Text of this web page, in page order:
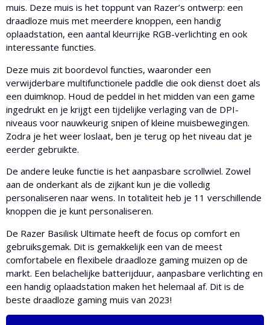
muis. Deze muis is het toppunt van Razer’s ontwerp: een
draadloze muis met meerdere knoppen, een handig
oplaadstation, een aantal kleurrijke RGB-verlichting en ook
interessante functies.
Deze muis zit boordevol functies, waaronder een
verwijderbare multifunctionele paddle die ook dienst doet als
een duimknop. Houd de peddel in het midden van een game
ingedrukt en je krijgt een tijdelijke verlaging van de DPI-
niveaus voor nauwkeurig snipen of kleine muisbewegingen.
Zodra je het weer loslaat, ben je terug op het niveau dat je
eerder gebruikte.
De andere leuke functie is het aanpasbare scrollwiel. Zowel
aan de onderkant als de zijkant kun je die volledig
personaliseren naar wens. In totaliteit heb je 11 verschillende
knoppen die je kunt personaliseren.
De Razer Basilisk Ultimate heeft de focus op comfort en
gebruiksgemak. Dit is gemakkelijk een van de meest
comfortabele en flexibele draadloze gaming muizen op de
markt. Een belachelijke batterijduur, aanpasbare verlichting en
een handig oplaadstation maken het helemaal af. Dit is de
beste draadloze gaming muis van 2023!